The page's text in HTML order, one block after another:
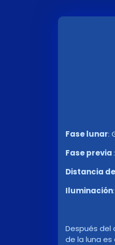
Fase lunar:
Fase previa:
Distancia
Iluminación:
Después del
de la luna